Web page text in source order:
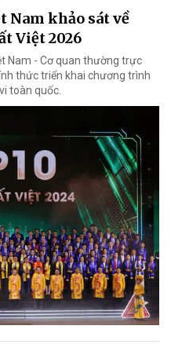
Nam khảo sát về
Việt 2026
Nam - Cơ quan thường trực
thức triển khai chương trình
toàn quốc.